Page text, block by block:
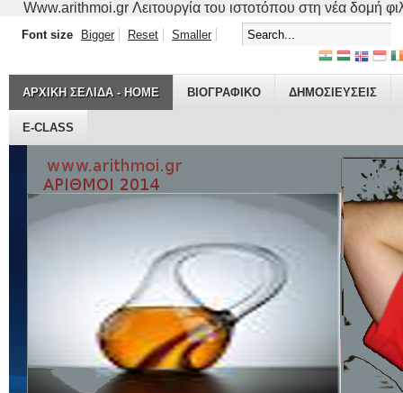
Www.arithmoi.gr Λειτουργία του ιστοτόπου στη νέα δομή
ΑΡΧΙΚΗ ΣΕΛΙΔΑ - HOME ΒΙΟΓΡΑΦΙΚO ΔΗΜΟΣΙΕΥΣΕΙΣ
E-CLASS
Font size Bigger Reset Smaller